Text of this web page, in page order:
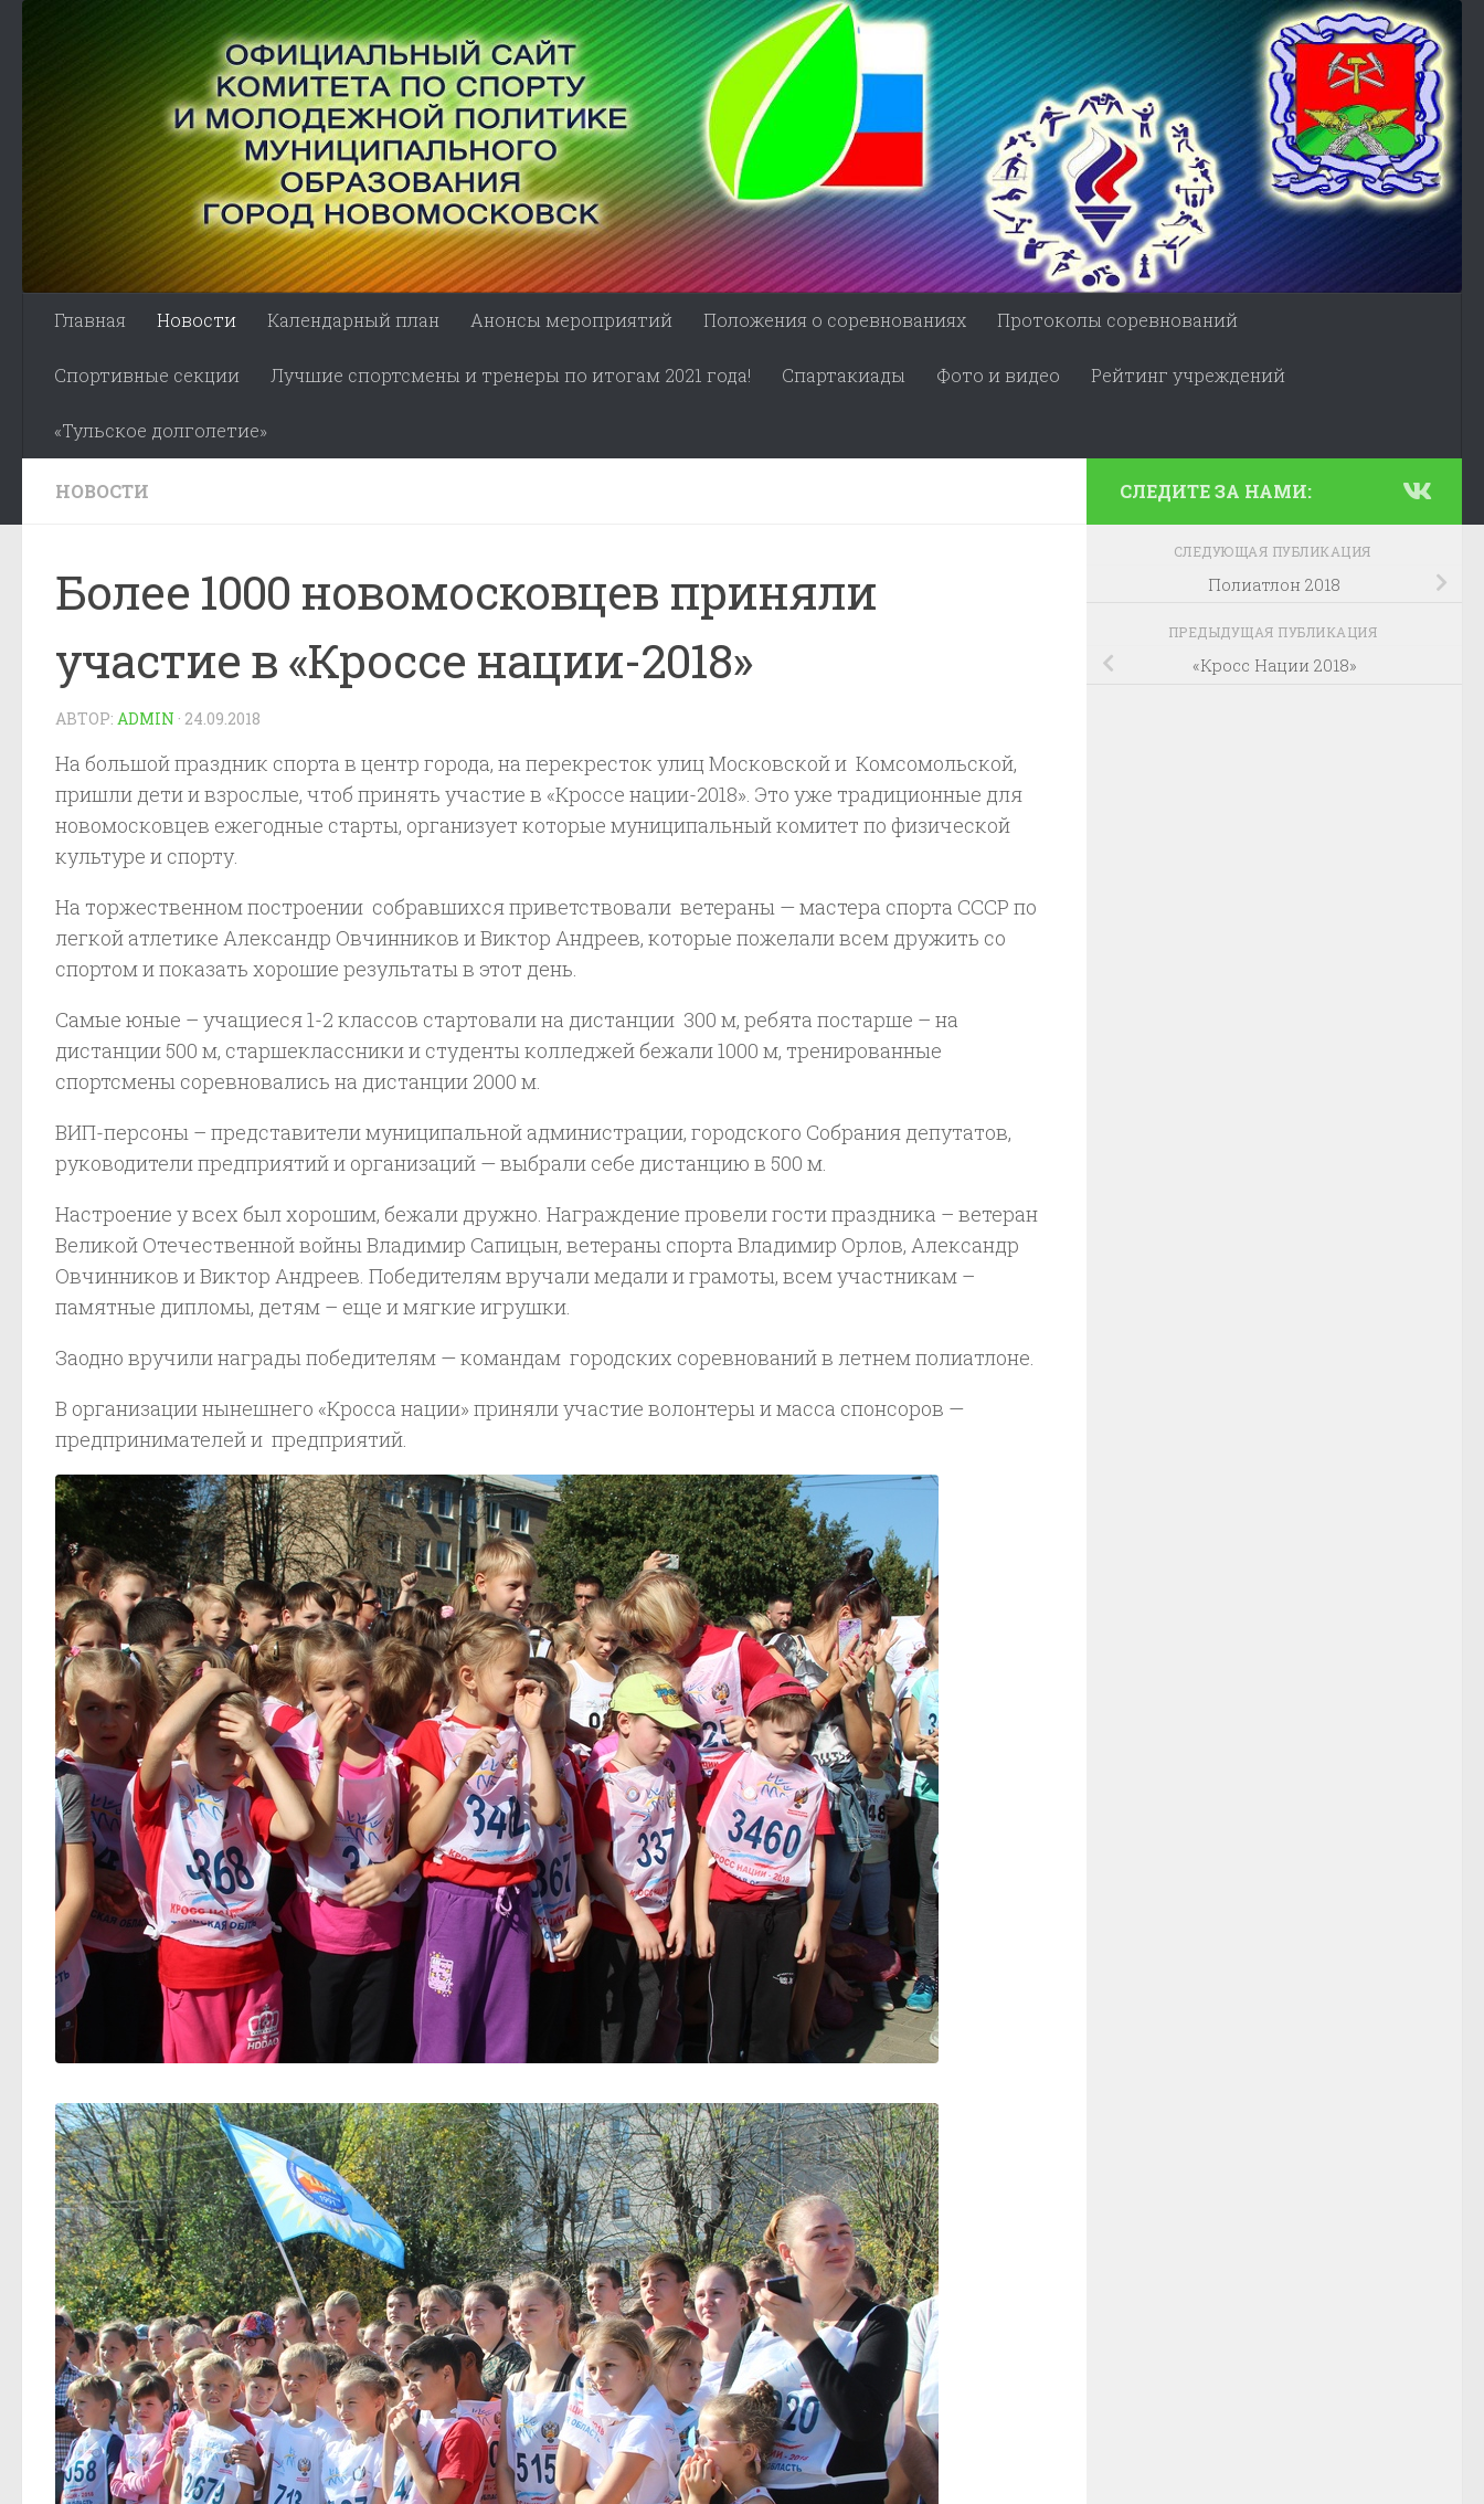
Главная Новости Календарный план Анонсы мероприятий Положения о соревнованиях Протоколы соревнований
Спортивные секции Лучшие спортсмены и тренеры по итогам 2021 года! Спартакиады Фото и видео Рейтинг учреждений
«Тульское долголетие»
НОВОСТИ
Более 1000 новомосковцев приняли
участие в «Кроссе нации-2018»
АВТОР: ADMIN · 24.09.2018
На большой праздник спорта в центр города, на перекресток улиц Московской и Комсомольской,
пришли дети и взрослые, чтоб принять участие в «Кроссе нации-2018». Это уже традиционные для
новомосковцев ежегодные старты, организует которые муниципальный комитет по физической
культуре и спорту.
На торжественном построении собравшихся приветствовали ветераны — мастера спорта СССР по
легкой атлетике Александр Овчинников и Виктор Андреев, которые пожелали всем дружить со
спортом и показать хорошие результаты в этот день.
Самые юные – учащиеся 1-2 классов стартовали на дистанции 300 м, ребята постарше – на
дистанции 500 м, старшеклассники и студенты колледжей бежали 1000 м, тренированные
спортсмены соревновались на дистанции 2000 м.
ВИП-персоны – представители муниципальной администрации, городского Собрания депутатов,
руководители предприятий и организаций — выбрали себе дистанцию в 500 м.
Настроение у всех был хорошим, бежали дружно. Награждение провели гости праздника – ветеран
Великой Отечественной войны Владимир Сапицын, ветераны спорта Владимир Орлов, Александр
Овчинников и Виктор Андреев. Победителям вручали медали и грамоты, всем участникам –
памятные дипломы, детям – еще и мягкие игрушки.
Заодно вручили награды победителям — командам городских соревнований в летнем полиатлоне.
В организации нынешнего «Кросса нации» приняли участие волонтеры и масса спонсоров —
предпринимателей и предприятий.
СЛЕДИТЕ ЗА НАМИ:
СЛЕДУЮЩАЯ ПУБЛИКАЦИЯ
Полиатлон 2018
ПРЕДЫДУЩАЯ ПУБЛИКАЦИЯ
«Кросс Нации 2018»